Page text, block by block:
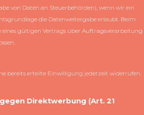
von Daten an Steuerbehörden), wenn wir ein
die Datenweitergabe erlaubt. Beim
gültigen Vertrags über Auftragsverarbeitung
bereits erteilte Einwilligung jederzeit widerrufen.
Direktwerbung (Art. 21